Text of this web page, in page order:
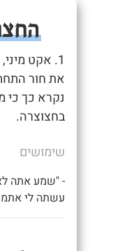
1. אקט
את חור
נקרא כך כי
בחצוצרה.
שימושים
- "שמע אתה
עשתה לי